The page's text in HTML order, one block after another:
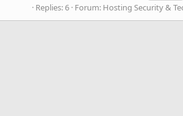
Replies: 6 Forum: Hosting Security &